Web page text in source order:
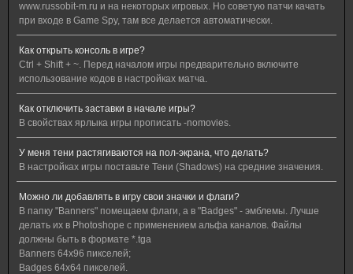
www.russobit-m.ru и на некоторых игровых. Но советую патчи качать
при входе в Game Spy, там все делается автоматически.
Как открыть консоль в игре?
Сtrl + Shift + ~. Перед началом игры предварительно включите
использование кодов в настройках матча.
Как отключить заставки в начале игры?
В свойствах ярлыка игры прописать -nomovies.
У меня тени растягиваются на пол-экрана, что делать?
В настройках игры поставьте Тени (Shadows) на средние значения.
Можно ли добавлять в игру свои значки и флаги?
В папку "Banners" помещаем флаги, а в "Badges" - эмблемы. Лучше
делать их в Photoshope с применением альфа каналов. Файлы
должны быть в формате *.tga
Banners 64x96 пикселей;
Badges 64x64 пикселей.